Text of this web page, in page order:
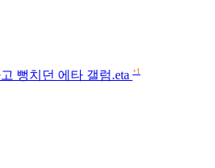
뻥치던 에타 갤럼.eta +1